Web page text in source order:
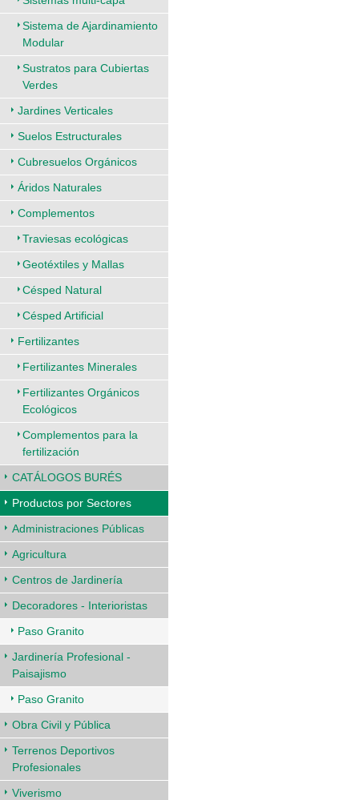
Sistema de Ajardinamiento
Modular
Sustratos para Cubiertas
Verdes
Jardines Verticales
Suelos Estructurales
Cubresuelos Orgánicos
Áridos Naturales
Complementos
Traviesas ecológicas
Geotéxtiles y Mallas
Césped Natural
Césped Artificial
Fertilizantes
Fertilizantes Minerales
Fertilizantes Orgánicos
Ecológicos
Complementos para la
fertilización
CATÁLOGOS BURÉS
Productos por Sectores
Administraciones Públicas
Agricultura
Centros de Jardinería
Decoradores - Interioristas
Paso Granito
Jardinería Profesional -
Paisajismo
Paso Granito
Obra Civil y Pública
Terrenos Deportivos
Profesionales
Viverismo